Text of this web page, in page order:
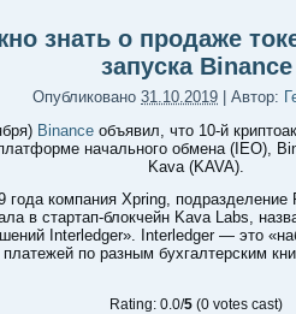
знать о продаже
запуска Binance
Опубликовано 31.10.2019 Автор:
Binance объявил, что 10-й
начального обмена (IEO),
Kava (KAVA).
года компания Xpring, подразделение
в стартап-блокчейн Kava Labs,
Interledger». Interledger — это
платежей по разным бухгалтерским
Rating: 0.0/5 (0 votes cast)